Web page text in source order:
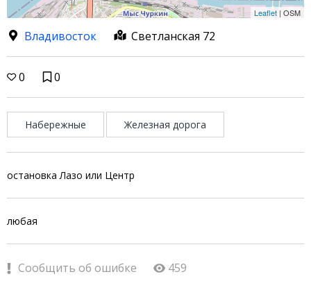
Leaflet | OSM
Владивосток Светланская 72
0 0
Набережные Железная дорога
остановка Лазо или Центр
любая
Сообщить об ошибке 459